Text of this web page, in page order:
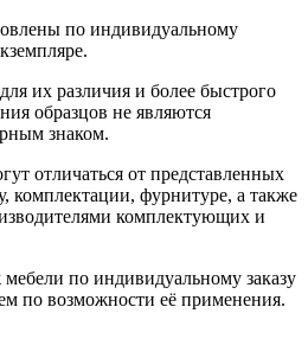
по индивидуальному
их различия и более быстрого
образцов не являются
знаком.
отличаться от представленных
комплектации, фурнитуре, а также
комплектующих и
по индивидуальному заказу
по возможности её применения.